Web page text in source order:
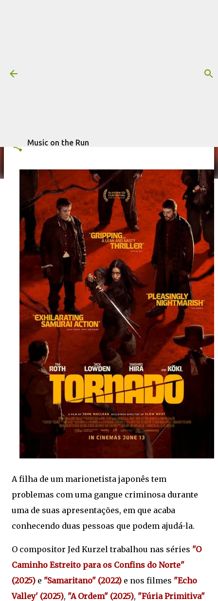
Music on the Run
Trilha sonora: Tornado, por Jed
A filha de um marionetista japonês tem
problemas com uma gangue criminosa durante
uma de suas apresentações, em que acaba
conhecendo duas pessoas que podem ajudá-la.
O compositor Jed Kurzel trabalhou nas séries "O
Caminho Estreito para os Confins do Norte"
(2025) e "Samaritano" (2022) e nos filmes "Echo
Valley' (2025), "A Ordem" (2025), "Fúria Primitiva"